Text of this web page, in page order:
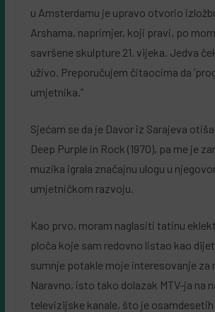
u Amsterdamu je upravo otvorio
Arshama, naprimjer, koji pravi, po
savršene skulpture 21. vijeka. Jedva
uživo. Preporučujem čitaocima da
umjetnika.”
Sjećam se da je Davor iz Sarajeva
Deep Purple in Rock (1970), pa me je
muzika igrala značajnu ulogu u
umjetničkom razvoju.
Kao prvo, moram naglasiti tatinu
ploča koje sam redovno listao kao
sumnje potakle moje interesovanje za
Naravno, isto tako dolazak MTV-ja na
televizijske kanale, što je